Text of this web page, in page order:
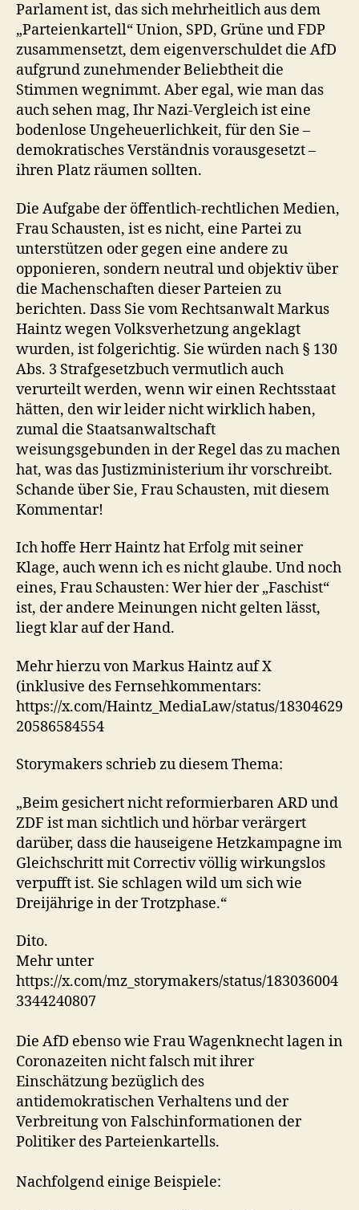
Parlament ist, das sich mehrheitlich aus dem
„Parteienkartell“ Union, SPD, Grüne und FDP
zusammensetzt, dem eigenverschuldet die AfD
aufgrund zunehmender Beliebtheit die
Stimmen wegnimmt. Aber egal, wie man das
auch sehen mag, Ihr Nazi-Vergleich ist eine
bodenlose Ungeheuerlichkeit, für den Sie –
demokratisches Verständnis vorausgesetzt –
ihren Platz räumen sollten.
Die Aufgabe der öffentlich-rechtlichen Medien,
Frau Schausten, ist es nicht, eine Partei zu
unterstützen oder gegen eine andere zu
opponieren, sondern neutral und objektiv über
die Machenschaften dieser Parteien zu
berichten. Dass Sie vom Rechtsanwalt Markus
Haintz wegen Volksverhetzung angeklagt
wurden, ist folgerichtig. Sie würden nach § 130
Abs. 3 Strafgesetzbuch vermutlich auch
verurteilt werden, wenn wir einen Rechtsstaat
hätten, den wir leider nicht wirklich haben,
zumal die Staatsanwaltschaft
weisungsgebunden in der Regel das zu machen
hat, was das Justizministerium ihr vorschreibt.
Schande über Sie, Frau Schausten, mit diesem
Kommentar!
Ich hoffe Herr Haintz hat Erfolg mit seiner
Klage, auch wenn ich es nicht glaube. Und noch
eines, Frau Schausten: Wer hier der „Faschist“
ist, der andere Meinungen nicht gelten lässt,
liegt klar auf der Hand.
Mehr hierzu von Markus Haintz auf X
(inklusive des Fernsehkommentars:
https://x.com/Haintz_MediaLaw/status/18304629
20586584554
Storymakers schrieb zu diesem Thema:
„Beim gesichert nicht reformierbaren ARD und
ZDF ist man sichtlich und hörbar verärgert
darüber, dass die hauseigene Hetzkampagne im
Gleichschritt mit Correctiv völlig wirkungslos
verpufft ist. Sie schlagen wild um sich wie
Dreijährige in der Trotzphase.“
Dito.
Mehr unter
https://x.com/mz_storymakers/status/183036004
3344240807
Die AfD ebenso wie Frau Wagenknecht lagen in
Coronazeiten nicht falsch mit ihrer
Einschätzung bezüglich des
antidemokratischen Verhaltens und der
Verbreitung von Falschinformationen der
Politiker des Parteienkartells.
Nachfolgend einige Beispiele: